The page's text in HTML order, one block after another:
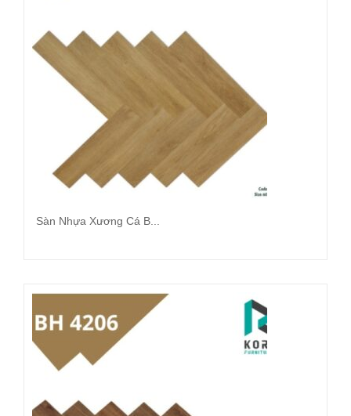
Sàn Nhựa Xương Cá B...